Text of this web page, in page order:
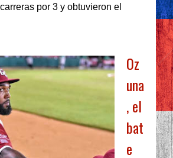
por 3 y obtuvieron el
Oz
una
, el
bat
e